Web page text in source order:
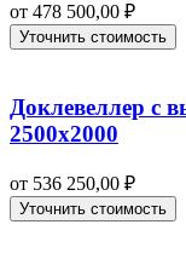
от 478 500,00 ₽
Уточнить стоимость
Доклевеллер с
2500х2000
от 536 250,00 ₽
Уточнить стоимость